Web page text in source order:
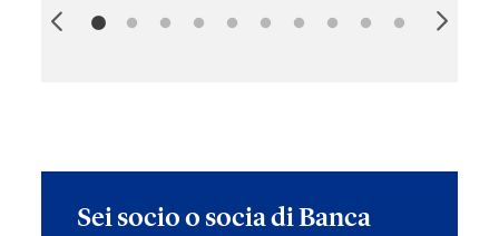
Sei socio o socia di Banca